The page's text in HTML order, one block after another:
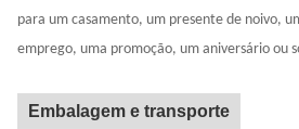
para um casamento, um presente de noivo,
emprego, uma promoção, um aniversário ou
Embalagem e transporte